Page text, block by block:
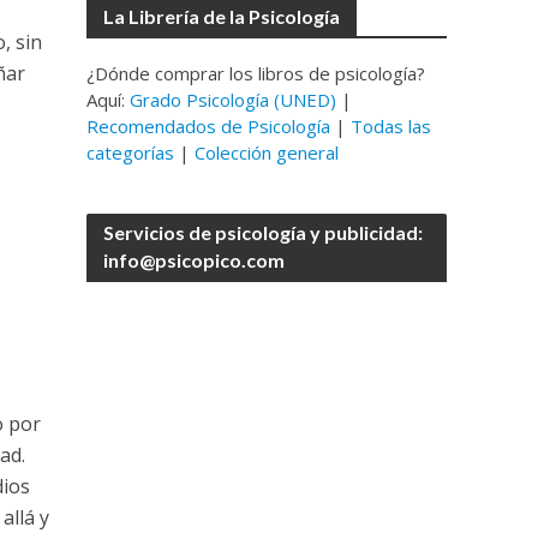
sin
por
y
La Librería de la Psicología
¿Dónde comprar los libros de psicología?
Aquí:Grado Psicología (UNED) |
Recomendados de Psicología | Todas las
categorías |Colección general
Servicios de psicología y publicidad:
info@psicopico.com